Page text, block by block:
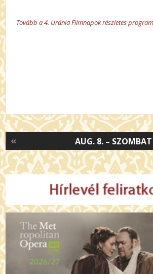
Tovább a 4. Uránia Filmnapok részletes
AUG. 8. – SZOMBAT
«